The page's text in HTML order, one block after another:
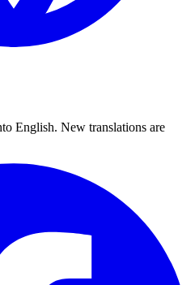
English. New translations are